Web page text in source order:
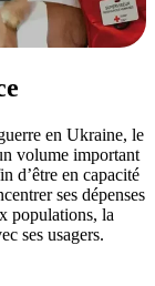
en Ukraine, le
volume important
d’être en capacité
ses dépenses
populations, la
ses usagers.